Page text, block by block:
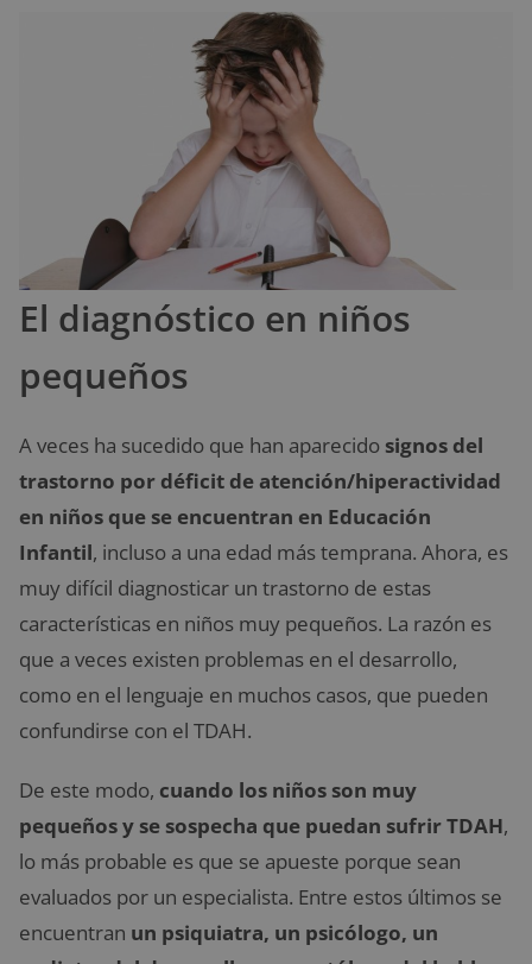
El diagnóstico en niños
pequeños
A veces ha sucedido que han aparecido signos del
trastorno por déficit de atención/hiperactividad
en niños que se encuentran en Educación
Infantil, incluso a una edad más temprana. Ahora, es
muy difícil diagnosticar un trastorno de estas
características en niños muy pequeños. La razón es
que a veces existen problemas en el desarrollo,
como en el lenguaje en muchos casos, que pueden
confundirse con el TDAH.
De este modo, cuando los niños son muy
pequeños y se sospecha que puedan sufrir TDAH,
lo más probable es que se apueste porque sean
evaluados por un especialista. Entre estos últimos se
encuentran un psiquiatra, un psicólogo, un